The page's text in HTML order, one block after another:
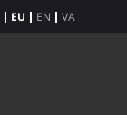
EU EN VA